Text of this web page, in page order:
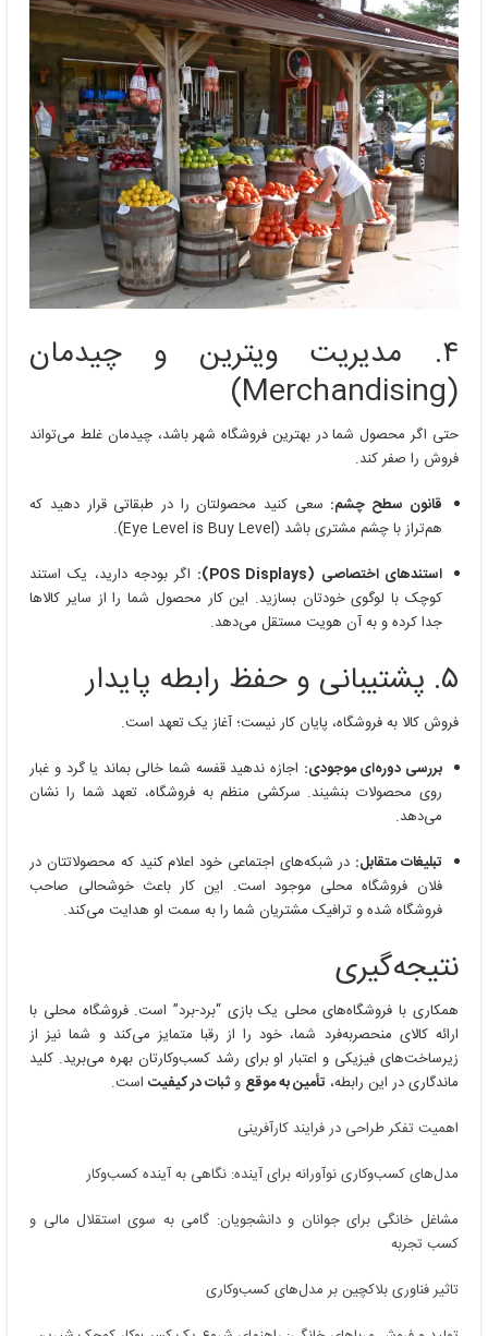
۴. مدیریت ویترین و چیدمان
(Merchandising)
حتی اگر محصول شما در بهترین فروشگاه شهر باشد، چیدمان غلط می‌تواند
فروش را صفر کند.
قانون سطح چشم: سعی کنید محصولتان را در طبقاتی قرار دهید که
هم‌تراز با چشم مشتری باشد (Eye Level is Buy Level).
استندهای اختصاصی (POS Displays):
اگر بودجه دارید، یک استند
کوچک با لوگوی خودتان بسازید. این کار محصول شما را از سایر کالاها
جدا کرده و به آن هویت مستقل می‌دهد.
۵. پشتیبانی و حفظ رابطه پایدار
فروش کالا به فروشگاه، پایان کار نیست؛ آغاز یک تعهد است.
بررسی دوره‌ای موجودی: اجازه ندهید قفسه شما خالی بماند یا گرد و غبار
روی محصولات بنشیند. سرکشی منظم به فروشگاه، تعهد شما را نشان
می‌دهد.
تبلیغات متقابل: در شبکه‌های اجتماعی خود اعلام کنید که محصولاتتان در
فلان فروشگاه محلی موجود است. این کار باعث خوشحالی صاحب
فروشگاه شده و ترافیک مشتریان شما را به سمت او هدایت می‌کند.
نتیجه‌گیری
همکاری با فروشگاه‌های محلی یک بازی “برد-برد” است. فروشگاه محلی با
ارائه کالای منحصربه‌فرد شما، خود را از رقبا متمایز می‌کند و شما نیز از
زیرساخت‌های فیزیکی و اعتبار او برای رشد کسب‌وکارتان بهره می‌برید. کلید
ماندگاری در این رابطه، تأمین به موقع وثبات در کیفیت است.
اهمیت تفکر طراحی در فرایند کارآفرینی
مدل‌های کسب‌وکاری نوآورانه برای آینده: نگاهی به آینده کسب‌وکار
مشاغل خانگی برای جوانان و دانشجویان: گامی به سوی استقلال مالی و
کسب تجربه
تاثیر فناوری بلاکچین بر مدل‌های کسب‌وکاری